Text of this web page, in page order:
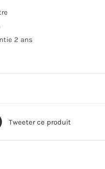
2 ans
Tweeter ce produit